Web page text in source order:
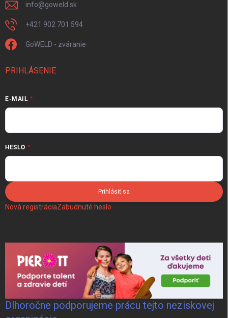
info@goweld.sk
+421 902 701 594
GoWELD - zváranie
PRIHLÁSENIE
E-MAIL
HESLO
Prihlásiť sa
Nová registráciaZabudnuté heslo
Dlhoročne podporujeme prácu tejto neziskovej